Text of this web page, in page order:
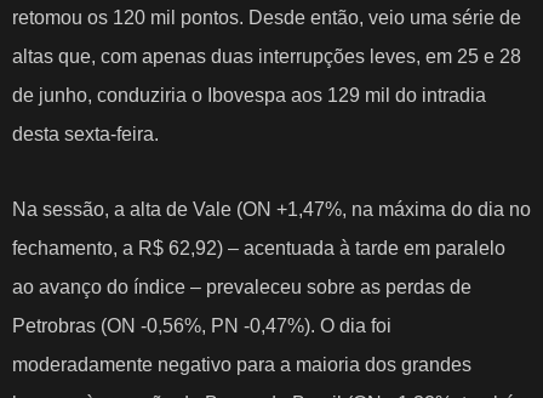
retomou os 120 mil pontos. Desde então, veio uma série de
altas que, com apenas duas interrupções leves, em 25 e 28
de junho, conduziria o Ibovespa aos 129 mil do intradia
desta sexta-feira.
Na sessão, a alta de Vale (ON +1,47%, na máxima do dia no
fechamento, a R$ 62,92) – acentuada à tarde em paralelo
ao avanço do índice – prevaleceu sobre as perdas de
Petrobras (ON -0,56%, PN -0,47%). O dia foi
moderadamente negativo para a maioria dos grandes